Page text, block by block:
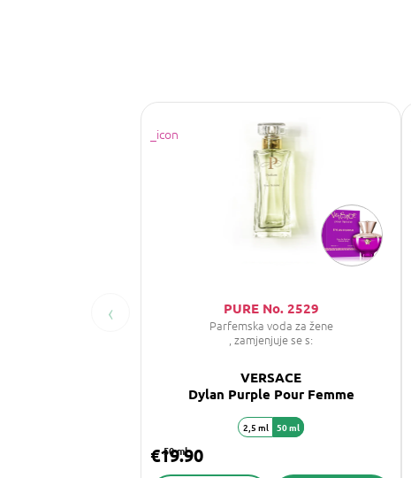
‹ PURE No. 2529
Parfemska voda za žene
, zamjenjuje se s:
VERSACE
Dylan Purple Pour Femme
50 ml
€19.90
2,5 ml 50 ml